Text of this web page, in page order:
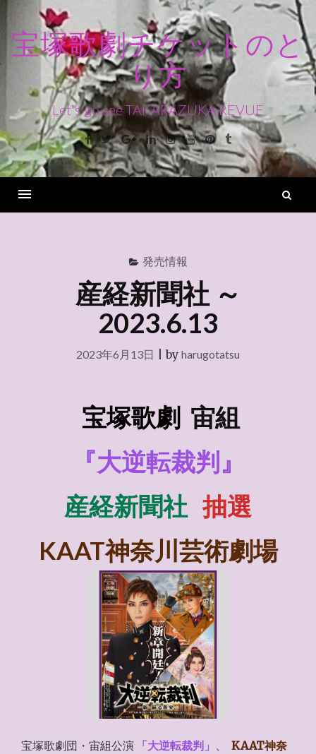
ン
ス
キ
ッ
宝塚歌劇チケットのと
り方
Let's go see TAKARAZUKA REVUE
Facebook
TwitterGoogle+LinkedinInstagram
YoutubePinterest
Tumblr
発売情報
産経新聞社 ～
2023.6.13
2023年6月13日 |by harugotatsu
宝塚歌劇 宙組
『大逆転裁判』
産経新聞社 抽選
KAAT神奈川芸術劇場
宝塚歌劇団・宙組公演 「大逆転裁判」、
KAAT神奈